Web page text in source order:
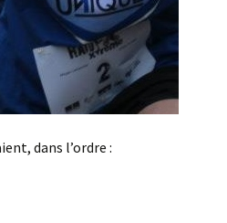
dans l’ordre :